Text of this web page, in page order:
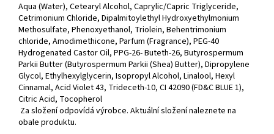
Aqua (Water), Cetearyl Alcohol, Caprylic/Capric Triglyceride,
Cetrimonium Chloride, Dipalmitoylethyl Hydroxyethylmonium
Methosulfate, Phenoxyethanol, Triolein, Behentrimonium
chloride, Amodimethicone, Parfum (Fragrance), PEG-40
Hydrogenated Castor Oil, PPG-26- Buteth-26, Butyrospermum
Parkii Butter (Butyrospermum Parkii (Shea) Butter), Dipropylene
Glycol, Ethylhexylglycerin, Isopropyl Alcohol, Linalool, Hexyl
Cinnamal, Acid Violet 43, Trideceth-10, CI 42090 (FD&C BLUE 1),
Citric Acid, Tocopherol
Za složení odpovídá výrobce. Aktuální složení naleznete na
obale produktu.